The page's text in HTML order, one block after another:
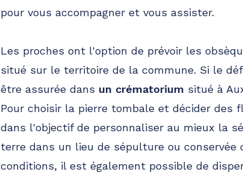
pour vous accompagner et vous assister.
Les proches ont l'option de prévoir les
situé sur le territoire de la commune. Si le
être assurée dans un crématorium situé à
Pour choisir la pierre tombale et décider des
dans l'objectif de personnaliser au mieux la
terre dans un lieu de sépulture ou conservée
conditions, il est également possible de